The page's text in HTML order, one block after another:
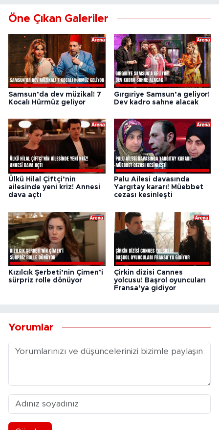
Öne Çıkan Galeriler
Samsun’da dev müzikal! 7
Kocalı Hürmüz geliyor
Gırgıriye Samsun’a geliyor!
Dev kadro sahne alacak
Ülkü Hilal Çiftçi’nin
ailesinde yeni kriz! Annesi
dava açtı
Palu Ailesi davasında
Yargıtay kararı! Müebbet
cezası kesinleşti
Kızılcık Şerbeti’nin Çimen’i
sürpriz rolle dönüyor
Çirkin dizisi Cannes
yolcusu! Başrol oyuncuları
Fransa’ya gidiyor
Yorumlar